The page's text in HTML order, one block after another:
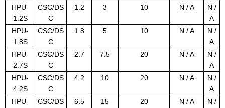
HPU-
1.2S
CSC/DS
C
1.2 3 10 N / A
N /
A
HPU-
1.8S
CSC/DS
C
1.8 5 10 N / A
N /
A
HPU-
2.7S
CSC/DS
C
2.7 7.5 20 N / A
N /
A
HPU-
4.2S
CSC/DS
C
4.2 10 20 N / A
N /
A
HPU-
CSC/DS
6.5 15 20 N / A
N /